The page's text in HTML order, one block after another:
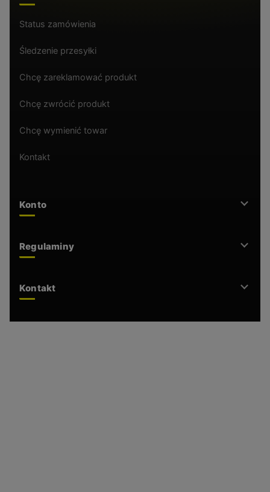
Status zamówienia
Śledzenie przesyłki
Chcę zareklamować produkt
Chcę zwrócić produkt
Chcę wymienić towar
Kontakt
Konto
Regulaminy
Kontakt